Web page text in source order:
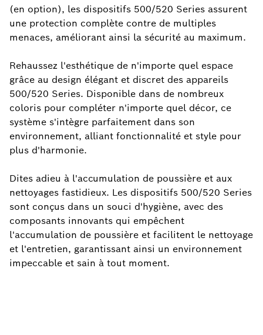
(en option), les dispositifs 500/520 Series assurent
une protection complète contre de multiples
menaces, améliorant ainsi la sécurité au maximum.
Rehaussez l'esthétique de n'importe quel espace
grâce au design élégant et discret des appareils
500/520 Series. Disponible dans de nombreux
coloris pour compléter n'importe quel décor, ce
système s'intègre parfaitement dans son
environnement, alliant fonctionnalité et style pour
plus d'harmonie.
Dites adieu à l'accumulation de poussière et aux
nettoyages fastidieux. Les dispositifs 500/520 Series
sont conçus dans un souci d'hygiène, avec des
composants innovants qui empêchent
l'accumulation de poussière et facilitent le nettoyage
et l'entretien, garantissant ainsi un environnement
impeccable et sain à tout moment.